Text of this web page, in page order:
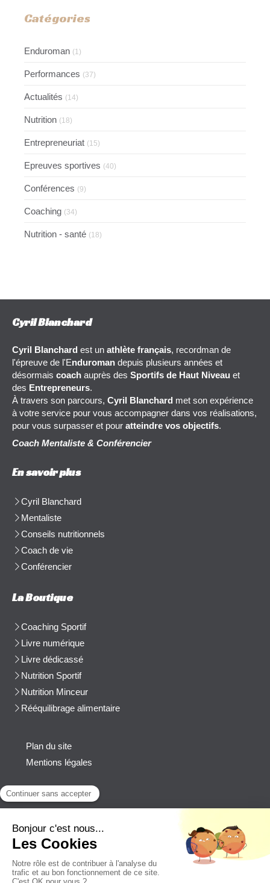
Catégories
Enduroman (1)
Performances (37)
Actualités (14)
Nutrition (18)
Entrepreneuriat (15)
Epreuves sportives (40)
Conférences (9)
Coaching (34)
Nutrition - santé (18)
Cyril Blanchard
Cyril Blanchard est un athlète français, recordman de
l'épreuve de l'Enduroman depuis plusieurs années et
désormais coach auprès des Sportifs de Haut Niveau et
des Entrepreneurs.
À travers son parcours, Cyril Blanchard met son expérience
à votre service pour vous accompagner dans vos réalisations,
pour vous surpasser et pour atteindre vos objectifs.
Coach Mentaliste & Conférencier
En savoir plus
Cyril Blanchard
Mentaliste
Conseils nutritionnels
Coach de vie
Conférencier
La Boutique
Coaching Sportif
Livre numérique
Livre dédicassé
Nutrition Sportif
Nutrition Minceur
Rééquilibrage alimentaire
Plan du site
Mentions légales
Contact
cblanchard@beep-consulting.com
Contacter Cyril